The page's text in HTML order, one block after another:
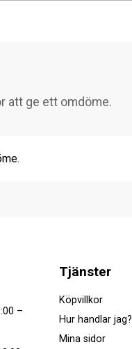
–
Tjänster
Köpvillkor
Hur handlar jag?
Mina sidor